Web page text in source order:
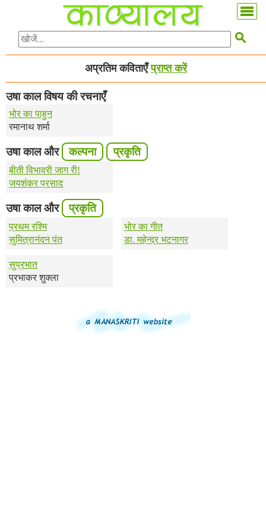

अप्रतिम कविताएँप्राप्त करें
उषा काल विषय की रचनाएँ
भोर का पाहुन
रमानाथ शर्मा
उषा काल और कल्पना प्रकृति
बीती विभावरी जाग री!
जयशंकर प्रसाद
उषा काल और प्रकृति
प्रथम रश्मि
सुमित्रानंदन पंत
भोर का गीत
डा. महेन्द्र भटनागर
सुप्रभात
प्रभाकर शुक्ला